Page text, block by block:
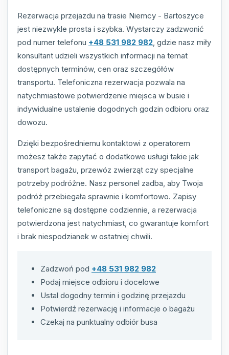
Rezerwacja przejazdu na trasie Niemcy - Bartoszyce
jest niezwykle prosta i szybka. Wystarczy zadzwonić
pod numer telefonu +48 531 982 982 , gdzie nasz miły
konsultant udzieli wszystkich informacji na temat
dostępnych terminów, cen oraz szczegółów
transportu. Telefoniczna rezerwacja pozwala na
natychmiastowe potwierdzenie miejsca w busie i
indywidualne ustalenie dogodnych godzin odbioru oraz
dowozu.
Dzięki bezpośredniemu kontaktowi z operatorem
możesz także zapytać o dodatkowe usługi takie jak
transport bagażu, przewóz zwierząt czy specjalne
potrzeby podróżne. Nasz personel zadba, aby Twoja
podróż przebiegała sprawnie i komfortowo. Zapisy
telefoniczne są dostępne codziennie, a rezerwacja
potwierdzona jest natychmiast, co gwarantuje komfort
i brak niespodzianek w ostatniej chwili.
Zadzwoń pod +48 531 982 982
Podaj miejsce odbioru i docelowe
Ustal dogodny termin i godzinę przejazdu
Potwierdź rezerwację i informacje o bagażu
Czekaj na punktualny odbiór busa